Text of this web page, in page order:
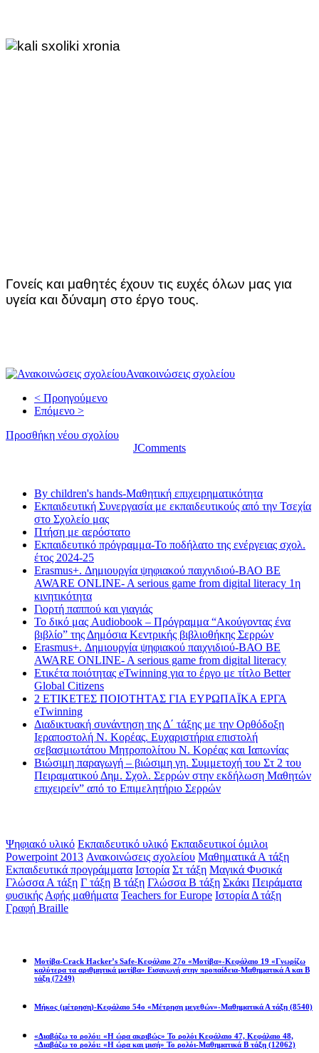
Γονείς και μαθητές έχουν τις ευχές όλων μας για
υγεία και δύναμη στο έργο τους.
Ανακοινώσεις σχολείου
< Προηγούμενο
Επόμενο >
Προσθήκη νέου σχολίου
JComments
By children's hands-Μαθητική επιχειρηματικότητα
Εκπαιδευτική Συνεργασία με εκπαιδευτικούς από την Τσεχία
στο Σχολείο μας
Πτήση με αερόστατο
Εκπαιδευτικό πρόγραμμα-Το ποδήλατο της ενέργειας σχολ.
έτος 2024-25
Erasmus+. Δημιουργία ψηφιακού παιχνιδιού-ΒΑΟ BE
AWARE ONLINE- A serious game from digital literacy 1η
κινητικότητα
Γιορτή παππού και γιαγιάς
Το δικό μας Audiobook – Πρόγραμμα “Ακούγοντας ένα
βιβλίο” της Δημόσια Κεντρικής βιβλιοθήκης Σερρών
Erasmus+. Δημιουργία ψηφιακού παιχνιδιού-ΒΑΟ BE
AWARE ONLINE- A serious game from digital literacy
Ετικέτα ποιότητας eTwinning για το έργο με τίτλο Better
Global Citizens
2 ΕΤΙΚΕΤΕΣ ΠΟΙΟΤΗΤΑΣ ΓΙΑ ΕΥΡΩΠΑΪΚΑ ΕΡΓΑ
eTwinning
Διαδικτυακή συνάντηση της Δ΄ τάξης με την Ορθόδοξη
Ιεραποστολή Ν. Κορέας. Ευχαριστήρια επιστολή
σεβασμιωτάτου Μητροπολίτου Ν. Κορέας και Ιαπωνίας
Βιώσιμη παραγωγή – βιώσιμη γη. Συμμετοχή του Στ 2 του
Πειραματικού Δημ. Σχολ. Σερρών στην εκδήλωση Μαθητών
επιχειρείν” από το Επιμελητήριο Σερρών
Ψηφιακό υλικό Εκπαιδευτικό υλικό Εκπαιδευτικοί όμιλοι
Powerpoint 2013 Ανακοινώσεις σχολείου Μαθηματικά Α τάξη
Εκπαιδευτικά προγράμματα Ιστορία Στ τάξη Μαγικά Φυσικά
Γλώσσα Α τάξη Γ τάξη Β τάξη Γλώσσα Β τάξη Σκάκι Πειράματα
φυσικής Αφής μαθήματα Teachers for Europe Ιστορία Δ τάξη
Γραφή Braille
Μοτίβα-Crack Hacker’s Safe-Κεφάλαιο 27ο «Μοτίβα»-Κεφάλαιο 19 «Γνωρίζω
καλύτερα τα αριθμητικά μοτίβα» Εισαγωγή στην προπαίδεια-Μαθηματικά Α και Β
τάξη (7249)
Μήκος (μέτρηση)-Κεφάλαιο 54ο «Μέτρηση μεγεθών»-Μαθηματικά Α τάξη (8540)
«Διαβάζω το ρολόι: «Η ώρα ακριβώς» Το ρολόι Κεφάλαιο 47, Κεφάλαιο 48,
«Διαβάζω το ρολόι: «Η ώρα και μισή» Το ρολόι-Μαθηματικά Β τάξη (12062)